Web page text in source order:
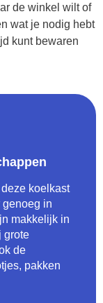
de winkel wilt of
wat je nodig hebt
kunt bewaren
koelkast
genoeg in
makkelijk in
grote
de
pakken